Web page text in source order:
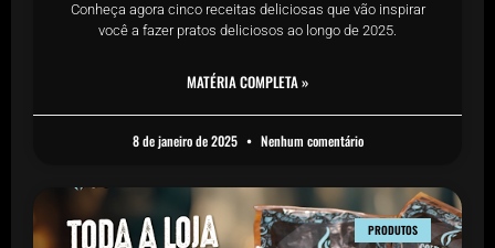
Conheça agora cinco receitas deliciosas que vão inspirar
você a fazer pratos deliciosos ao longo de 2025.
MATÉRIA COMPLETA »
8 de janeiro de 2025 Nenhum comentário
PRODUTOS